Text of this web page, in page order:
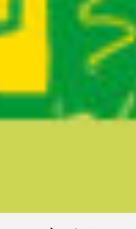
Secciones